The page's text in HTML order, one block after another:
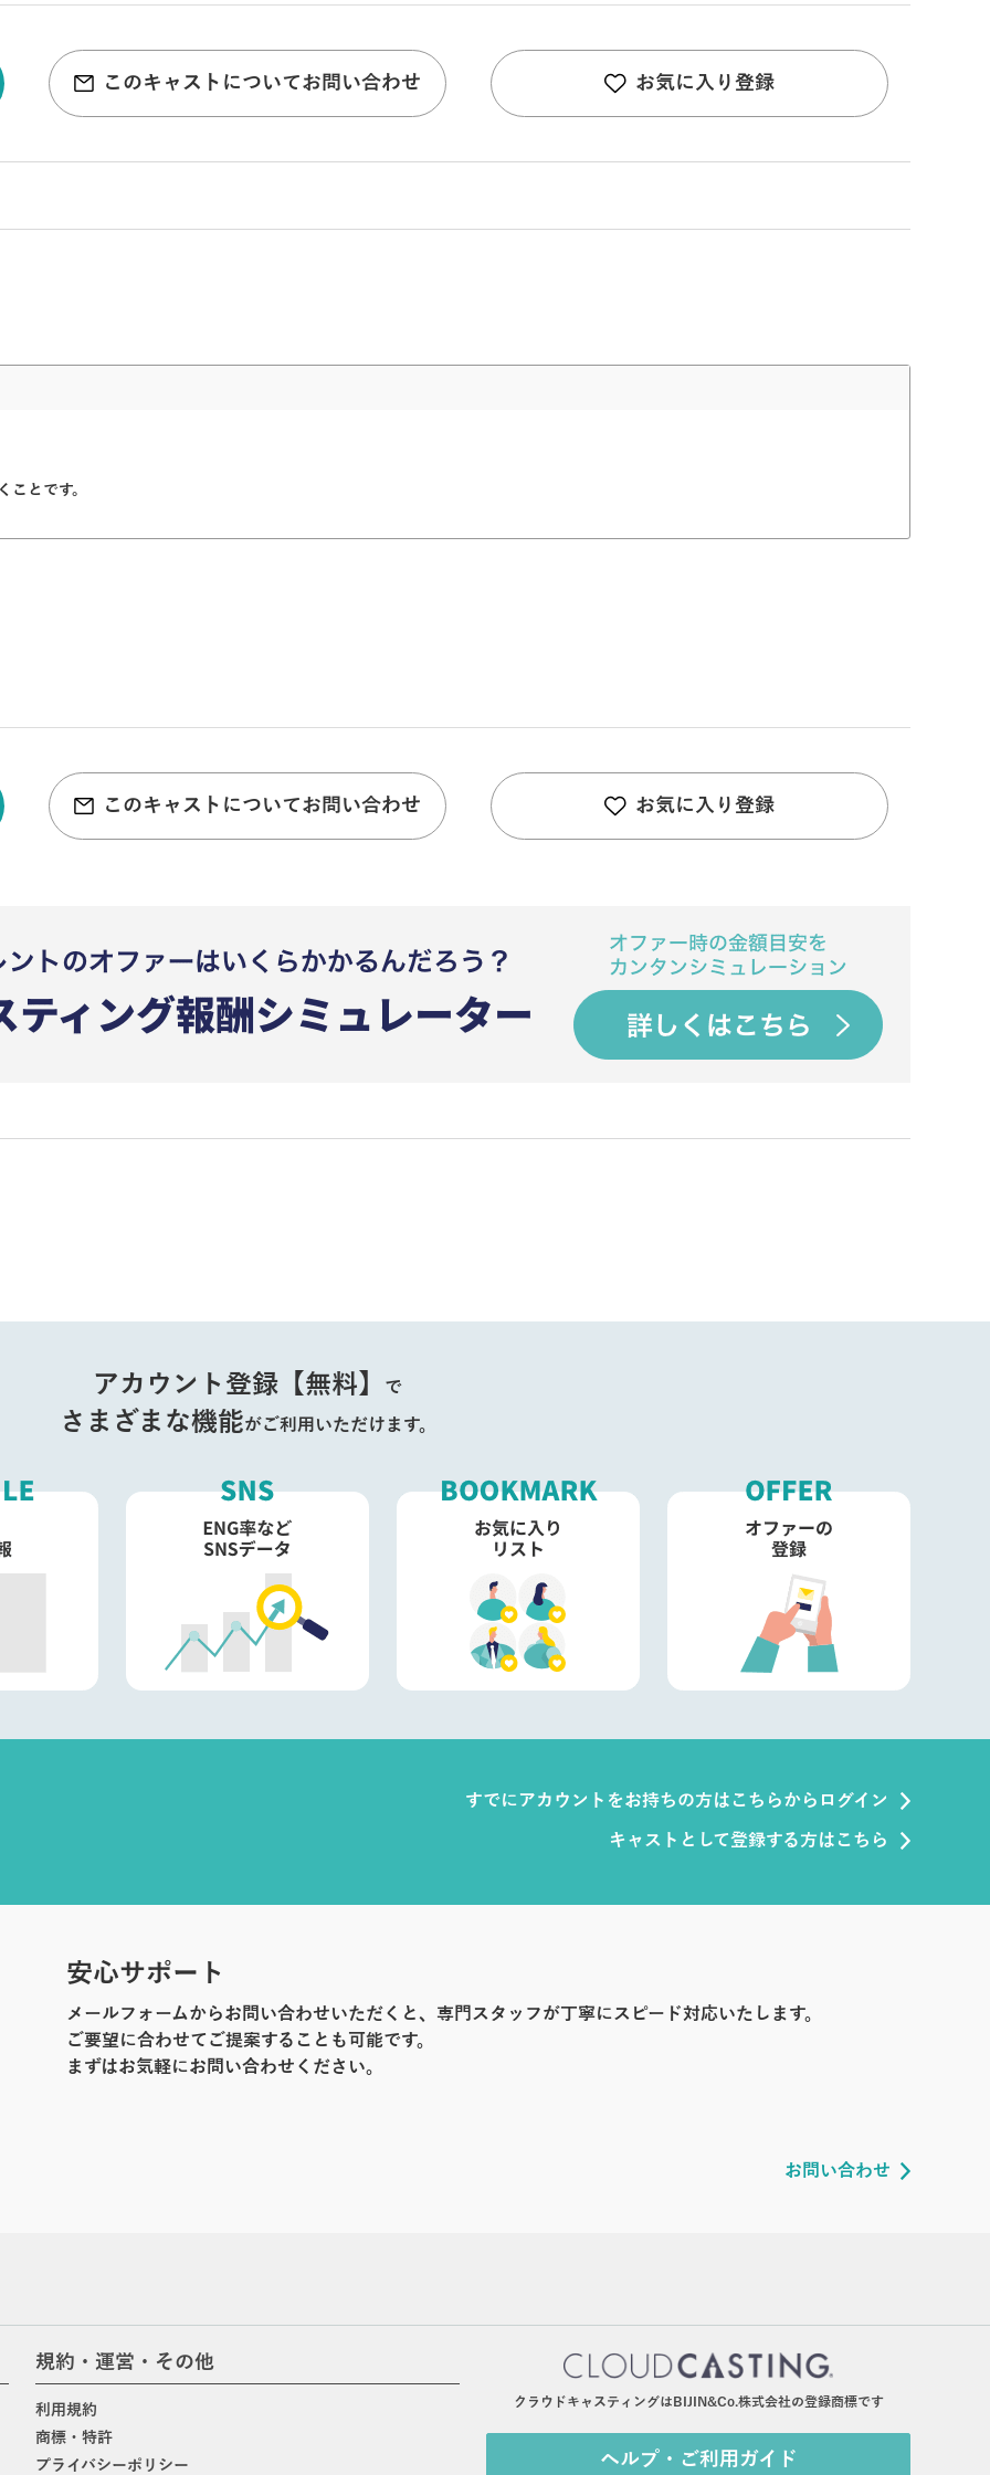
このキャストについてお問い合わせ お気に入り登録
とです。
このキャストについてお問い合わせ お気に入り登録
アカウント登録【無料】 で
さまざまな機能がご利用いただけます。
すでにアカウントをお持ちの方はこちらからログイン
キャストとして登録する方はこちら
安心サポート
メールフォームからお問い合わせいただくと、専門スタッフが丁寧にスピード対応いたします。
ご要望に合わせてご提案することも可能です。
まずはお気軽にお問い合わせください。
お問い合わせ
規約・運営・その他
利用規約
商標・特許
プライバシーポリシー
クラウドキャスティングはBIJIN&Co.株式会社の登録商標です
ヘルプ・ご利用ガイド